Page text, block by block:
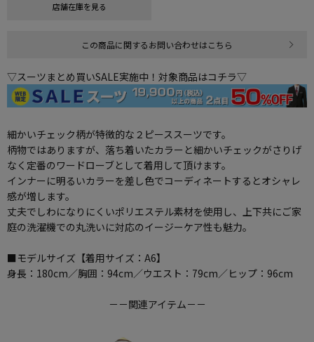
店舗在庫を見る
この商品に関するお問い合わせはこちら
▽スーツまとめ買いSALE実施中！対象商品はコチラ▽
細かいチェック柄が特徴的な２ピーススーツです。
柄物ではありますが、落ち着いたカラーと細かいチェックがさりげ
なく定番のワードローブとして着用して頂けます。
インナーに明るいカラーを差し色でコーディネートするとオシャレ
感が増します。
丈夫でしわになりにくいポリエステル素材を使用し、上下共にご家
庭の洗濯機での丸洗いに対応のイージーケア性も魅力。
■モデルサイズ【着用サイズ：A6】
身長：180cm／胸囲：94cm／ウエスト：79cm／ヒップ：96cm
－－関連アイテム－－